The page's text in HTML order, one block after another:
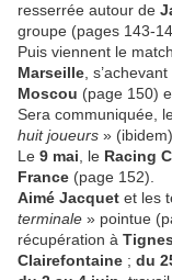
resserrée autour de
groupe (pages 143-
Puis viennent le
Marseille,
Moscou (page 150)
Sera communiquée,
huit joueurs »
Le 9 mai, le Racing
France (page 152).
Aimé Jacquet et les
terminale » pointue
récupération à Tignes
Clairefontaine ; du